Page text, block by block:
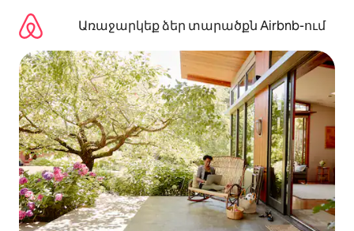
բովանդակությանըԱռաջարկեք ձեր տարածքն Airbnb-ում